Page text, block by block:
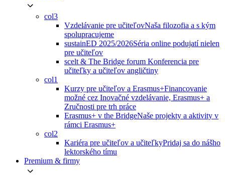
col3
Vzdelávanie pre učiteľovNaša filozofia a s kým
spolupracujeme
sustainED 2025/2026Séria online podujatí nielen
pre učiteľov
scelt & The Bridge forum Konferencia pre
učiteľky a učiteľov angličtiny
col1
Kurzy pre učiteľov a Erasmus+Financovanie
možné cez Inovačné vzdelávanie, Erasmus+ a
Zručnosti pre trh práce
Erasmus+ v the BridgeNaše projekty a aktivity v
rámci Erasmus+
col2
Kariéra pre učiteľov a učiteľkyPridaj sa do nášho
lektorského tímu
Premium & firmy